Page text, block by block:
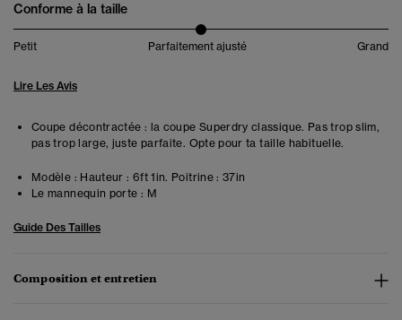
Conforme à la taille
Petit Parfaitement ajusté Grand
Lire Les Avis
Coupe décontractée : la coupe Superdry classique. Pas trop slim,
pas trop large, juste parfaite. Opte pour ta taille habituelle.
Modèle : Hauteur : 6ft 1in. Poitrine : 37in
Le mannequin porte : M
Guide Des Tailles
Composition et entretien